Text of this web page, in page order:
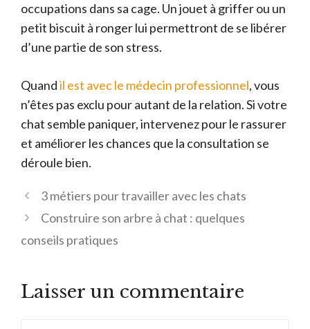
occupations dans sa cage. Un jouet à griffer ou un
petit biscuit à ronger lui permettront de se libérer
d’une partie de son stress.
Quandil est avec le médecin professionnel, vous
n’êtes pas exclu pour autant de la relation. Si votre
chat semble paniquer, intervenez pour le rassurer
et améliorer les chances que la consultation se
déroule bien.
3 métiers pour travailler avec les chats
Construire son arbre à chat : quelques
conseils pratiques
Laisser un commentaire